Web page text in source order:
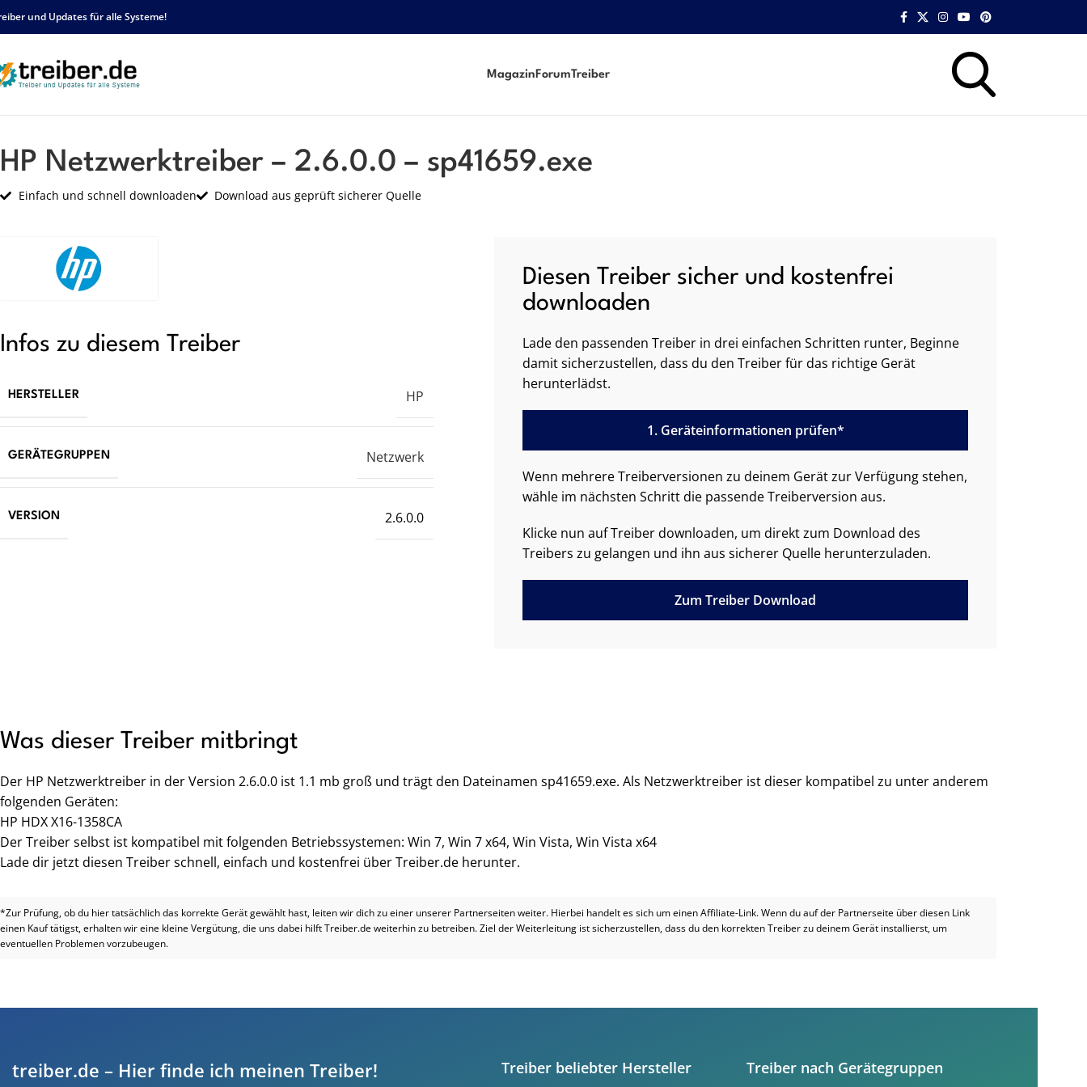
und Updates für alle Systeme!
Magazin ForumTreiber
HP Netzwerktreiber – 2.6.0.0 – sp41659.exe
Einfach und schnell downloaden Download aus geprüft sicherer Quelle
Infos zu diesem Treiber
HERSTELLER HP
GERÄTEGRUPPEN Netzwerk
VERSION 2.6.0.0
Diesen Treiber sicher und kostenfrei
downloaden
Lade den passenden Treiber in drei einfachen Schritten runter, Beginne
damit sicherzustellen, dass du den Treiber für das richtige Gerät
herunterlädst.
1. Geräteinformationen prüfen*
Wenn mehrere Treiberversionen zu deinem Gerät zur Verfügung stehen,
wähle im nächsten Schritt die passende Treiberversion aus.
Klicke nun auf Treiber downloaden, um direkt zum Download des
Treibers zu gelangen und ihn aus sicherer Quelle herunterzuladen.
Zum Treiber Download
Was dieser Treiber mitbringt
Der HP Netzwerktreiber in der Version 2.6.0.0 ist 1.1 mb groß und trägt den Dateinamen sp41659.exe. Als Netzwerktreiber ist dieser kompatibel zu unter anderem
folgenden Geräten:
HP HDX X16-1358CA
Der Treiber selbst ist kompatibel mit folgenden Betriebssystemen: Win 7, Win 7 x64, Win Vista, Win Vista x64
Lade dir jetzt diesen Treiber schnell, einfach und kostenfrei über Treiber.de herunter.
*Zur Prüfung, ob du hier tatsächlich das korrekte Gerät gewählt hast, leiten wir dich zu einer unserer Partnerseiten weiter. Hierbei handelt es sich um einen Affiliate-Link. Wenn du auf der Partnerseite über diesen Link
einen Kauf tätigst, erhalten wir eine kleine Vergütung, die uns dabei hilft Treiber.de weiterhin zu betreiben. Ziel der Weiterleitung ist sicherzustellen, dass du den korrekten Treiber zu deinem Gerät installierst, um
eventuellen Problemen vorzubeugen.
treiber.de – Hier finde ich meinen Treiber! Treiber beliebter Hersteller Treiber nach Gerätegruppen